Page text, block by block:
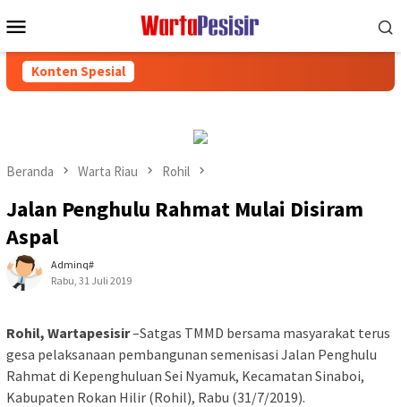
ke
Mobile
Konten Spesial
Beranda Warta Riau Rohil
Jalan Penghulu Rahmat Mulai Disiram
Aspal
Adminq#
Rabu, 31 Juli 2019
Rohil, Wartapesisir–Satgas TMMD bersama masyarakat terus
gesa pelaksanaan pembangunan semenisasi Jalan Penghulu
Rahmat di Kepenghuluan Sei Nyamuk, Kecamatan Sinaboi,
Kabupaten Rokan Hilir (Rohil), Rabu (31/7/2019).